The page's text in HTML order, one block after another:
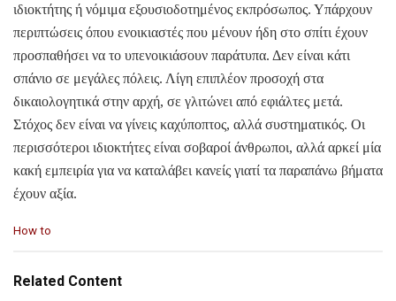
ιδιοκτήτης ή νόμιμα εξουσιοδοτημένος εκπρόσωπος. Υπάρχουν
περιπτώσεις όπου ενοικιαστές που μένουν ήδη στο σπίτι έχουν
προσπαθήσει να το υπενοικιάσουν παράτυπα. Δεν είναι κάτι
σπάνιο σε μεγάλες πόλεις. Λίγη επιπλέον προσοχή στα
δικαιολογητικά στην αρχή, σε γλιτώνει από εφιάλτες μετά.
Στόχος δεν είναι να γίνεις καχύποπτος, αλλά συστηματικός. Οι
περισσότεροι ιδιοκτήτες είναι σοβαροί άνθρωποι, αλλά αρκεί μία
κακή εμπειρία για να καταλάβει κανείς γιατί τα παραπάνω βήματα
έχουν αξία.
C
e
How to
Related Content